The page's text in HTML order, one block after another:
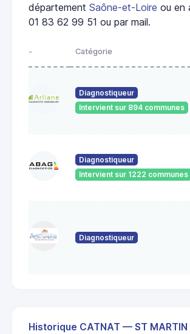
département Saône-et-Loire ou en
01 83 62 99 51 ou par mail.
- Catégorie
Diagnostiqueur
Intervient sur 894 communes
Diagnostiqueur
Intervient sur 1222 communes
Diagnostiqueur
Historique CATNAT — ST MARTIN